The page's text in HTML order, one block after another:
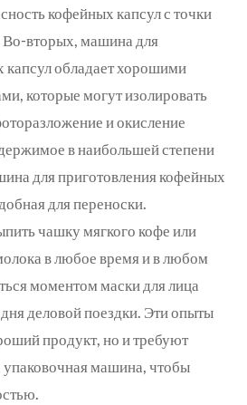
кофейных капсул с точки
Во-вторых, машина для
обладает хорошими
которые могут изолировать
и окисление
в наибольшей степени
для приготовления кофейных
для переноски.
чашку мягкого кофе или
в любое время и в любом
моментом маски для лица
деловой поездки. Эти опыты
продукт, но и требуют
машина, чтобы